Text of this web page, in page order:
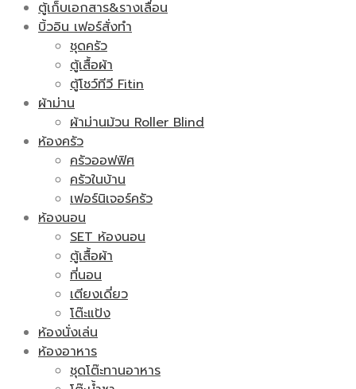
ตู้เก็บเอกสาร&รางเลื่อน
บิ้วอิน เฟอร์สั่งทำ
ชุดครัว
ตู้เสื้อผ้า
ตู้โชว์ทีวี Fitin
ผ้าม่าน
ผ้าม่านม้วน Roller Blind
ห้องครัว
ครัวออฟฟิศ
ครัวในบ้าน
เฟอร์นิเจอร์ครัว
ห้องนอน
SET ห้องนอน
ตู้เสื้อผ้า
ที่นอน
เตียงเดี่ยว
โต๊ะแป้ง
ห้องนั่งเล่น
ห้องอาหาร
ชุดโต๊ะทานอาหาร